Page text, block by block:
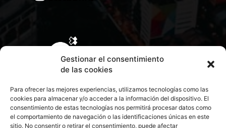
Gestionar el consentimiento
de las cookies
Para ofrecer las mejores experiencias, utilizamos tecnologías como las
cookies para almacenar y/o acceder a la información del dispositivo. El
consentimiento de estas tecnologías nos permitirá procesar datos como
el comportamiento de navegación o las identificaciones únicas en este
sitio. No consentir o retirar el consentimiento, puede afectar